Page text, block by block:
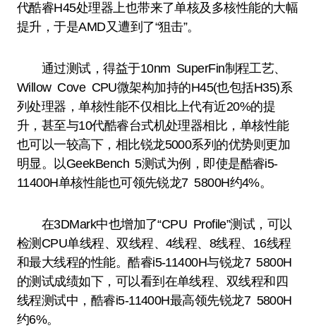
代酷睿H45处理器上也带来了单核及多核性能的大幅
提升，于是AMD又遭到了“狙击”。
通过测试，得益于10nm SuperFin制程工艺、
Willow Cove CPU微架构加持的H45(也包括H35)系
列处理器，单核性能不仅相比上代有近20%的提
升，甚至与10代酷睿台式机处理器相比，单核性能
也可以一较高下，相比锐龙5000系列的优势则更加
明显。以GeekBench 5测试为例，即使是酷睿i5-
11400H单核性能也可领先锐龙7 5800H约4%。
在3DMark中也增加了“CPU Profile”测试，可以
检测CPU单线程、双线程、4线程、8线程、16线程
和最大线程的性能。酷睿i5-11400H与锐龙7 5800H
的测试成绩如下，可以看到在单线程、双线程和四
线程测试中，酷睿i5-11400H最高领先锐龙7 5800H
约6%。